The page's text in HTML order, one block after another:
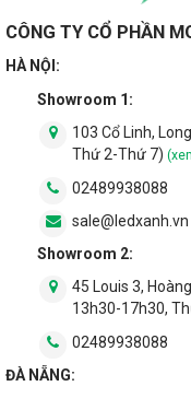
CÔNG TY CỔ PHẦN
HÀ NỘI:
Showroom 1:
103 Cổ Linh,
Thứ 2-Thứ 7)
02489938088
sale@ledxanh.vn
Showroom 2:
45 Louis 3,
13h30-17h30,
02489938088
ĐÀ NẴNG: